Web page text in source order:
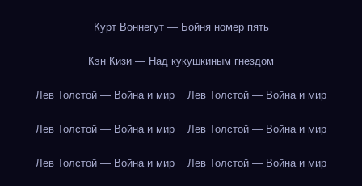
Курт Воннегут — Бойня номер пять
Кэн Кизи — Над кукушкиным гнездом
Лев Толстой — Война и мир Лев Толстой — Война и мир
Лев Толстой — Война и мир Лев Толстой — Война и мир
Лев Толстой — Война и мир Лев Толстой — Война и мир